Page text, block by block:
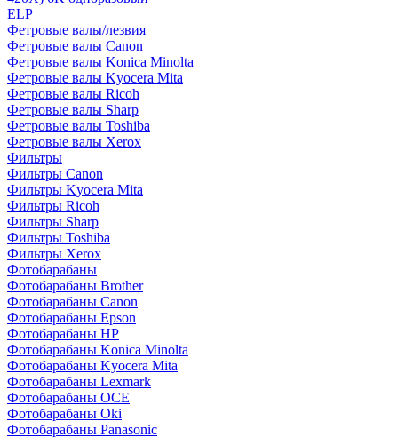
ELP
Фетровые валы/лезвия
Фетровые валы Canon
Фетровые валы Konica Minolta
Фетровые валы Kyocera Mita
Фетровые валы Ricoh
Фетровые валы Sharp
Фетровые валы Toshiba
Фетровые валы Xerox
Фильтры
Фильтры Canon
Фильтры Kyocera Mita
Фильтры Ricoh
Фильтры Sharp
Фильтры Toshiba
Фильтры Xerox
Фотобарабаны
Фотобарабаны Brother
Фотобарабаны Canon
Фотобарабаны Epson
Фотобарабаны HP
Фотобарабаны Konica Minolta
Фотобарабаны Kyocera Mita
Фотобарабаны Lexmark
Фотобарабаны OCE
Фотобарабаны Oki
Фотобарабаны Panasonic